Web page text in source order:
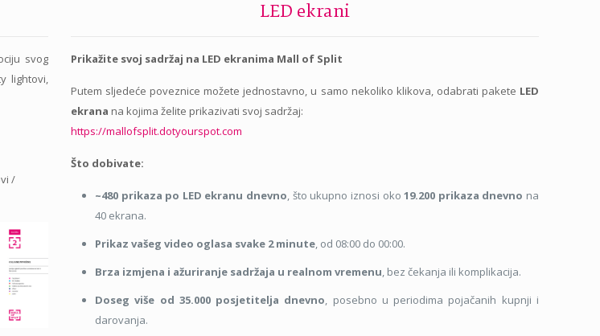
svog
lightovi,
/
LED ekrani
Prikažite svoj sadržaj na LED ekranima Mall of Split
Putem sljedeće poveznice možete jednostavno, u samo nekoliko klikova, odabrati pakete LED
ekrana na kojima želite prikazivati svoj sadržaj:
https://mallofsplit.dotyourspot.com
Što dobivate:
~480 prikaza po LED ekranu dnevno, što ukupno iznosi oko19.200 prikaza dnevno na
40 ekrana.
Prikaz vašeg video oglasa svake 2 minute, od 08:00 do 00:00.
Brza izmjena i ažuriranje sadržaja u realnom vremenu, bez čekanja ili komplikacija.
Doseg više od 35.000 posjetitelja dnevno, posebno u periodima pojačanih kupnji i
darovanja.